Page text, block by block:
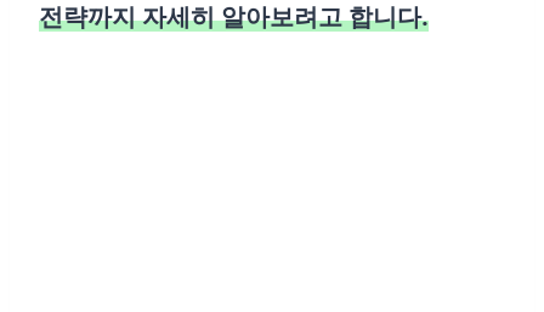
전략까지 자세히 알아보려고 합니다.